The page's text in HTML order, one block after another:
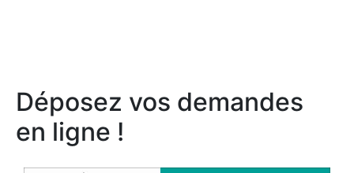
Déposez vos demandes
en ligne !